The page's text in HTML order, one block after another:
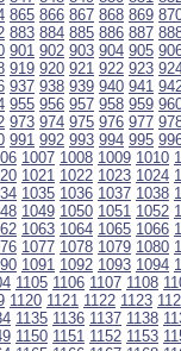
865 866 867 868 869
883 884 885 886 887
901 902 903 904 905
919 920 921 922 923
937 938 939 940 941
955 956 957 958 959
973 974 975 976 977
991 992 993 994 995
1007 1008 1009 1010
1021 1022 1023 1024
1035 1036 1037 1038
1049 1050 1051 1052
1063 1064 1065 1066
1077 1078 1079 1080
1091 1092 1093 1094
1105 1106 1107 1108
1120 1121 1122 1123
1135 1136 1137 1138
1150 1151 1152 1153